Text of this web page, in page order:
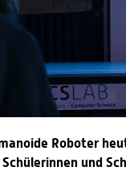
Roboter
und